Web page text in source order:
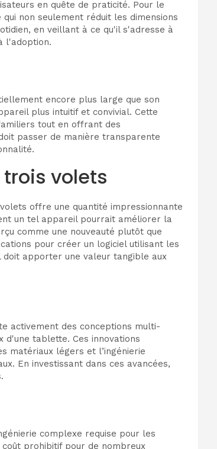
en quête de praticité. Pour le
non seulement réduit les dimensions
en veillant à ce qu'il s'adresse à
l'adoption.
encore plus large que son
plus intuitif et convivial. Cette
tout en offrant des
passer de manière transparente
volets
offre une quantité impressionnante
un tel appareil pourrait améliorer la
comme une nouveauté plutôt que
pour créer un logiciel utilisant les
doit apporter une valeur tangible aux
activement des conceptions multi-
tablette. Ces innovations
matériaux légers et l’ingénierie
En investissant dans ces avancées,
complexe requise pour les
prohibitif pour de nombreux